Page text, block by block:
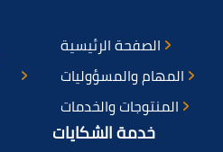
الصفحة الرئيسية
المهام والمسؤوليات
المنتوجات والخدمات
خدمة الشكايات